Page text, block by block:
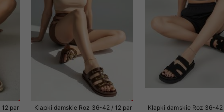
par Klapki damskie Roz 36-42 / 12 par Klapki damskie Roz 36-42
zgodę. Dotyczy to w
przez nas linka
i nowościach w
danych